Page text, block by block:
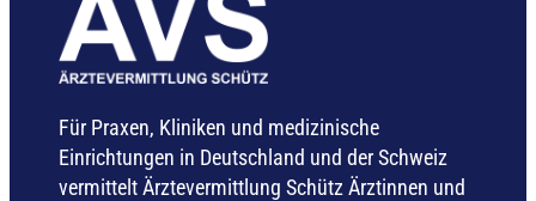
Für Praxen, Kliniken und medizinische
Einrichtungen in Deutschland und der Schweiz
vermittelt Ärztevermittlung Schütz Ärztinnen und